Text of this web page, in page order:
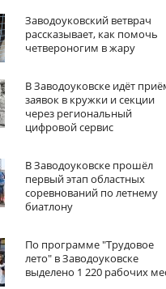
Заводоуковский ветврач
рассказывает, как помочь
четвероногим в жару
В Заводоуковске идёт
заявок в кружки и секции
через региональный
цифровой сервис
В Заводоуковске прошёл
первый этап областных
соревнований по летнему
биатлону
По программе "Трудовое
лето" в Заводоуковске
выделено 1 220 рабочих